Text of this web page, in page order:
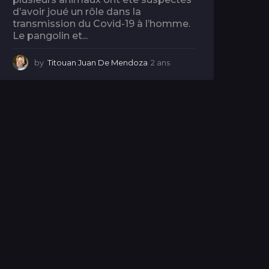
d’avoir joué un rôle dans la
transmission du Covid-19 à l’homme.
Le pangolin et...
by Titouan Juan De Mendoza 2 ans